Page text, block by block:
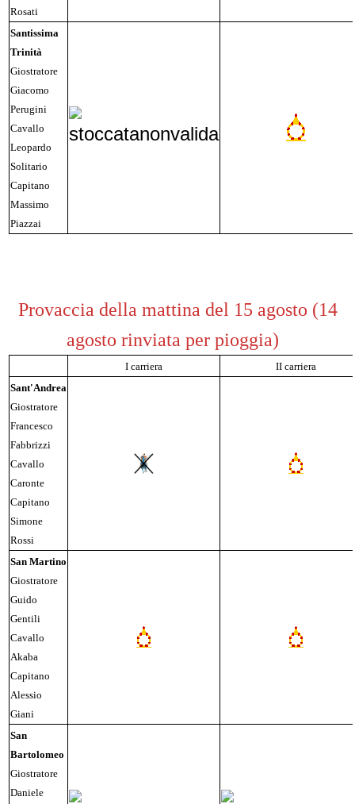
Rosati
Santissima
Trinità
Giostratore
Giacomo
Perugini
Cavallo
Leopardo
Solitario
Capitano
Massimo
Piazzai
Provaccia della mattina del 15 agosto (14
agosto rinviata per pioggia)
I carriera
II carriera
Sant'Andrea
Giostratore
Francesco
Fabbrizzi
Cavallo
Caronte
Capitano
Simone
Rossi
San Martino
Giostratore
Guido
Gentili
Cavallo
Akaba
Capitano
Alessio
Giani
San
Bartolomeo
Giostratore
Daniele